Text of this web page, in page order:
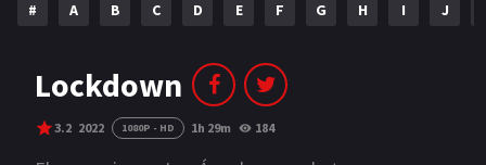
AÑOS
2023 2022
# A B C D E F G H I J
Lockdown
3.2 2022 1080P - HD 1h 29m 184